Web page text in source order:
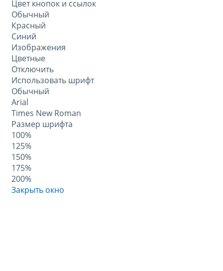
Цвет кнопок и ссылок
Обычный
Красный
Синий
Изображения
Цветные
Отключить
Использовать шрифт
Обычный
Arial
Times New Roman
Размер шрифта
100%
125%
150%
175%
200%
Закрыть окно